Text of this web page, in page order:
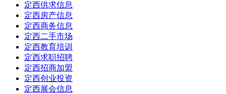
定西供求信息
定西房产信息
定西商务信息
定西二手市场
定西教育培训
定西求职招聘
定西招商加盟
定西创业投资
定西展会信息